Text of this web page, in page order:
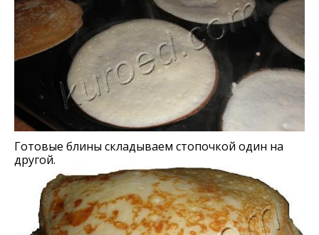
Готовыe блины складываем стопочкой один на
другой.